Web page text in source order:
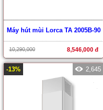
Máy hút mùi Lorca TA 2005B-90
10,290,000 8,546,000 đ
-13% 2,645